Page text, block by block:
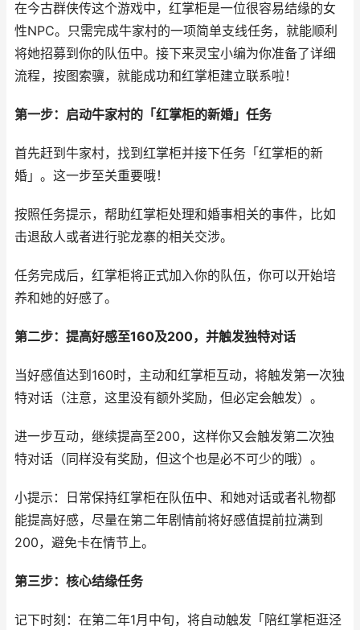
在今古群侠传这个游戏中，红掌柜是一位很容易结缘的女
性NPC。只需完成牛家村的一项简单支线任务，就能顺利
将她招募到你的队伍中。接下来灵宝小编为你准备了详细
流程，按图索骥，就能成功和红掌柜建立联系啦！
第一步：启动牛家村的「红掌柜的新婚」任务
首先赶到牛家村，找到红掌柜并接下任务「红掌柜的新
婚」。这一步至关重要哦！
按照任务提示，帮助红掌柜处理和婚事相关的事件，比如
击退敌人或者进行驼龙寨的相关交涉。
任务完成后，红掌柜将正式加入你的队伍，你可以开始培
养和她的好感了。
第二步：提高好感至160及200，并触发独特对话
当好感值达到160时，主动和红掌柜互动，将触发第一次独
特对话（注意，这里没有额外奖励，但必定会触发）。
进一步互动，继续提高至200，这样你又会触发第二次独
特对话（同样没有奖励，但这个也是必不可少的哦）。
小提示：日常保持红掌柜在队伍中、和她对话或者礼物都
能提高好感，尽量在第二年剧情前将好感值提前拉满到
200，避免卡在情节上。
第三步：核心结缘任务
记下时刻：在第二年1月中旬，将自动触发「陪红掌柜逛泾